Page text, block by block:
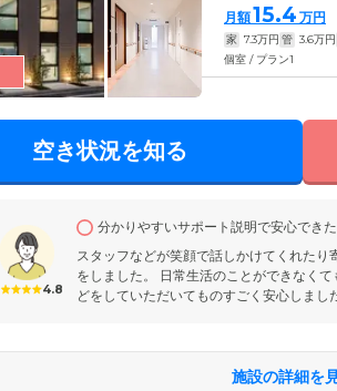
月額15.4 万円
家 7.3万円 管 3.6万円
個室 / プラン1
空き状況を知る
4.8
分かりやすいサポート説明で安心できた
スタッフなどが笑顔で話しかけてくれた
をしました。 日常生活のことができなく
どをしていただいてものすごく安心しまし
施設の詳細を